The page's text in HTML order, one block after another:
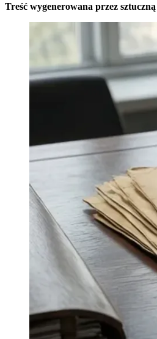
Treść wygenerowana przez